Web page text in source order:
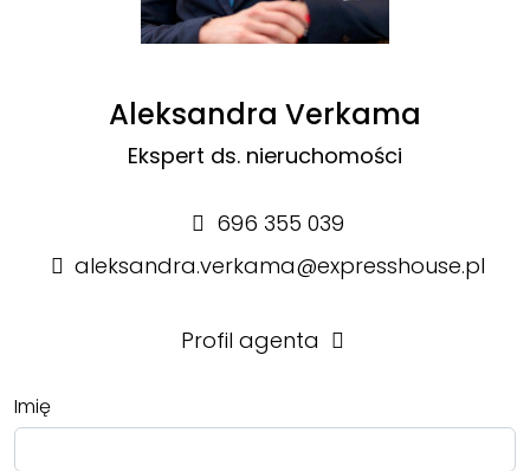
Aleksandra Verkama
Ekspert ds. nieruchomości
696 355 039
aleksandra.verkama@expresshouse.pl
Profil agenta
Imię